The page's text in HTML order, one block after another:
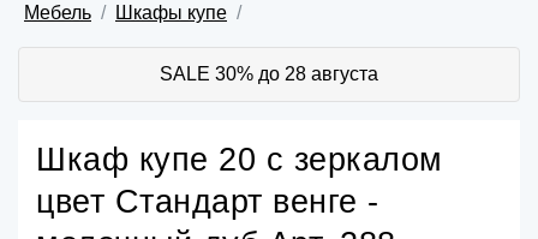
Мебель Шкафы купе
SALE 30% до 28 августа
Шкаф купе 20 с зеркалом
цвет Стандарт венге -